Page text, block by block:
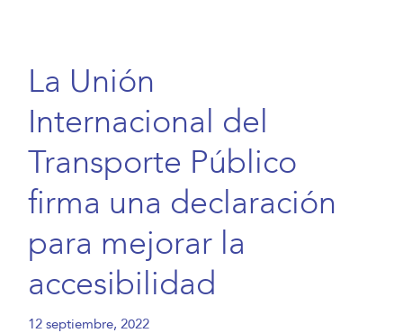
La Unión
Internacional del
Transporte Público
firma una declaración
para mejorar la
accesibilidad
12 septiembre, 2022